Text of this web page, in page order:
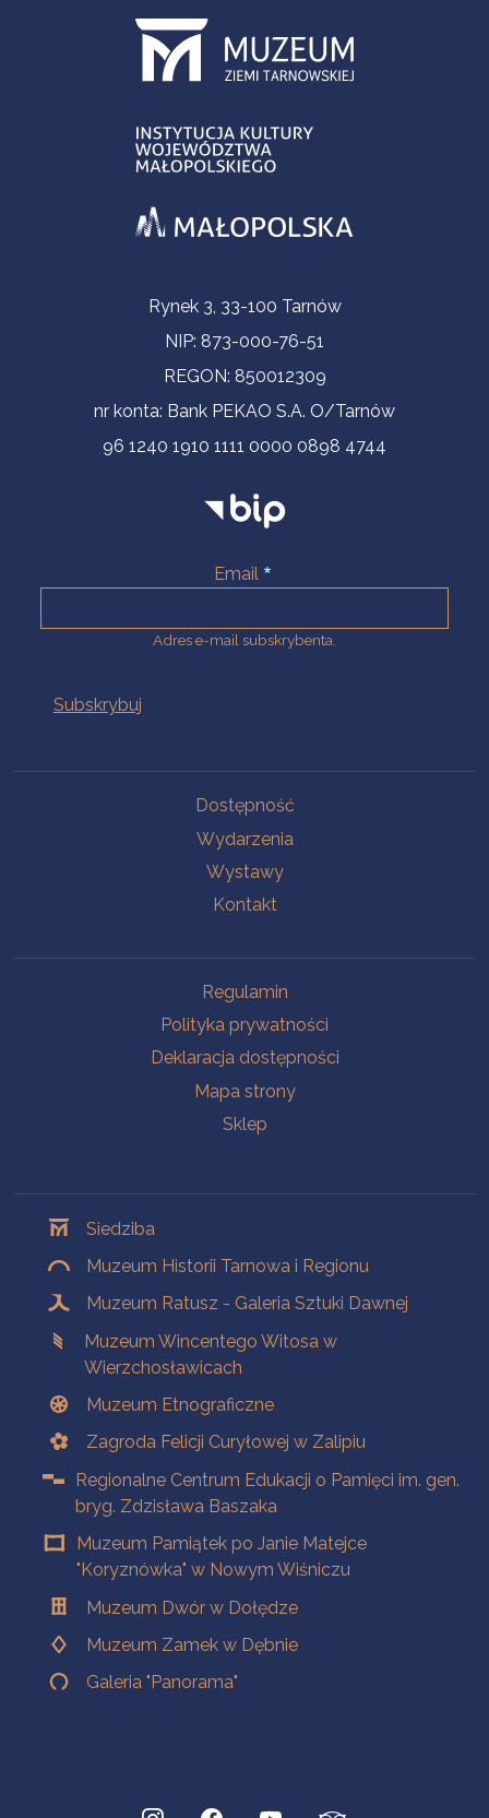
Informacje kontaktoweRynek 3, 33-100 Tarnów
NIP: 873-000-76-51
REGON: 850012309
nr konta: Bank PEKAO S.A. O/Tarnów
96 1240 1910 1111 0000 0898 4744
Email
Adres e-mail subskrybenta.
Dostępność
Wydarzenia
Wystawy
Kontakt
Regulamin
Polityka prywatności
Deklaracja dostępności
Mapa strony
Sklep
Siedziba
Muzeum Historii Tarnowa i Regionu
Muzeum Ratusz - Galeria Sztuki Dawnej
Muzeum Wincentego Witosa w
Wierzchosławicach
Muzeum Etnograficzne
Zagroda Felicji Curyłowej w Zalipiu
Regionalne Centrum Edukacji o Pamięci im. gen.
bryg. Zdzisława Baszaka
Muzeum Pamiątek po Janie Matejce
"Koryznówka" w Nowym Wiśniczu
Muzeum Dwór w Dołędze
Muzeum Zamek w Dębnie
Galeria "Panorama"